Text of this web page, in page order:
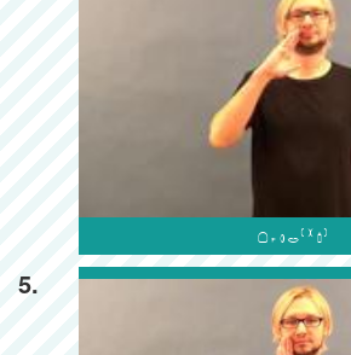

5.